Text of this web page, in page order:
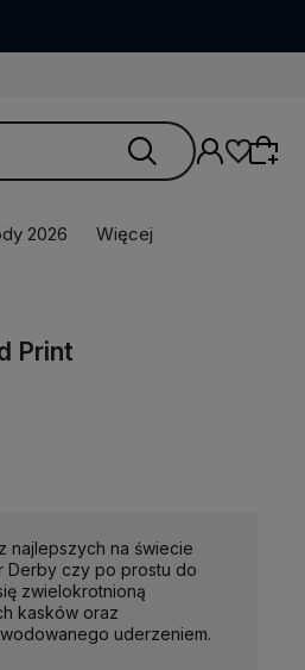
2026 Więcej
Print
najlepszych na świecie
Derby czy po prostu do
zwielokrotnioną
kasków oraz
uderzeniem.